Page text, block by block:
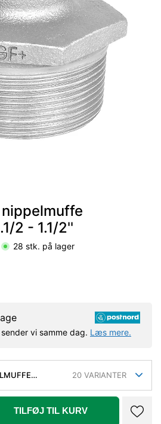
2 - 1.1/2''
28 stk. på lager
vi samme dag. Læs mere.
20 VARIANTER
TILFØJ TIL KURV